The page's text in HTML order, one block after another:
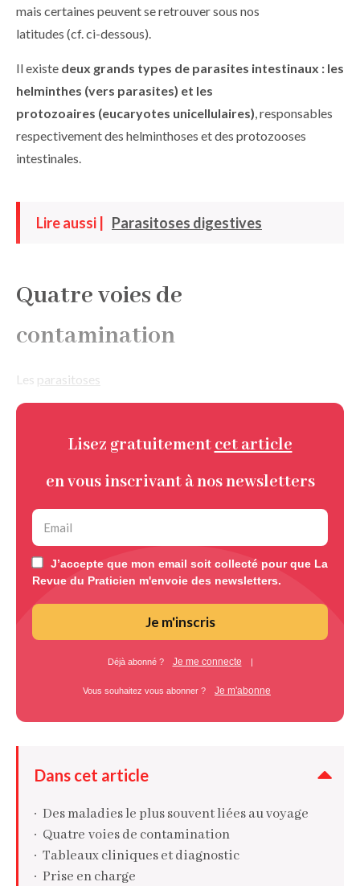
mais certaines peuvent se retrouver sous nos
latitudes (cf. ci-dessous).
Il existe deux grands types de parasites intestinaux : les
helminthes (vers parasites) et les
protozoaires (eucaryotes unicellulaires), responsables
respectivement des helminthoses et des protozooses
intestinales.
Lire aussi | Parasitoses digestives
Quatre voies de
contamination
Les parasitoses
Lisez gratuitement cet article
en vous inscrivant à nos newsletters
J’accepte que mon email soit collecté pour que La
Revue du Praticien m'envoie des newsletters.
Je m'inscris
Déjà abonné ? Je me connecte |
Vous souhaitez vous abonner ? Je m'abonne
Dans cet article
Des maladies le plus souvent liées au voyage
Quatre voies de contamination
Tableaux cliniques et diagnostic
Prise en charge